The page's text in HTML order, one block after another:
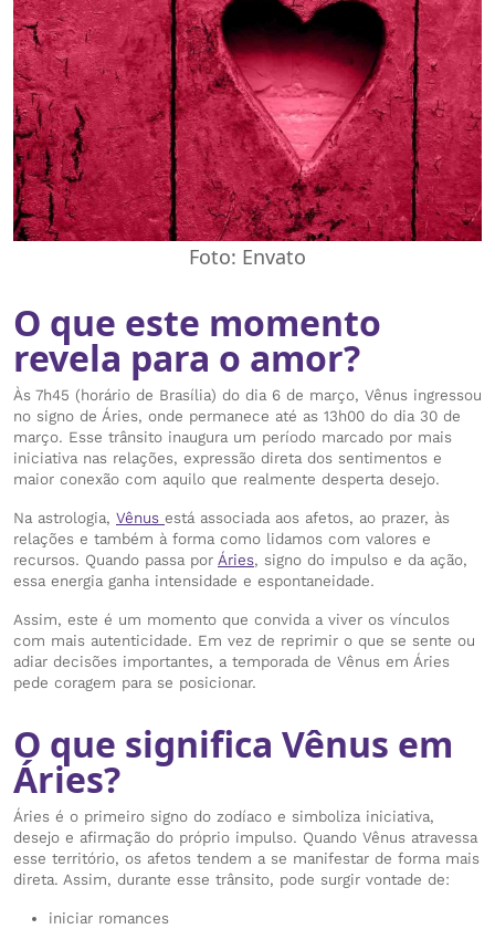
Foto: Envato
O que este momento
revela para o amor?
Às 7h45 (horário de Brasília) do dia 6 de março, Vênus ingressou
no signo de Áries, onde permanece até as 13h00 do dia 30 de
março. Esse trânsito inaugura um período marcado por mais
iniciativa nas relações, expressão direta dos sentimentos e
maior conexão com aquilo que realmente desperta desejo.
Na astrologia, Vênus está associada aos afetos, ao prazer, às
relações e também à forma como lidamos com valores e
recursos. Quando passa por Áries, signo do impulso e da ação,
essa energia ganha intensidade e espontaneidade.
Assim, este é um momento que convida a viver os vínculos
com mais autenticidade. Em vez de reprimir o que se sente ou
adiar decisões importantes, a temporada de Vênus em Áries
pede coragem para se posicionar.
O que significa Vênus em
Áries?
Áries é o primeiro signo do zodíaco e simboliza iniciativa,
desejo e afirmação do próprio impulso. Quando Vênus atravessa
esse território, os afetos tendem a se manifestar de forma mais
direta. Assim, durante esse trânsito, pode surgir vontade de:
iniciar romances